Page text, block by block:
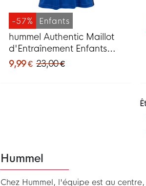
-57% Enfants
hummel Authentic Maillot
d'Entraînement Enfants
Bleu
9,99 € 23,00 €
Hummel
Chez Hummel, l'équipe est au